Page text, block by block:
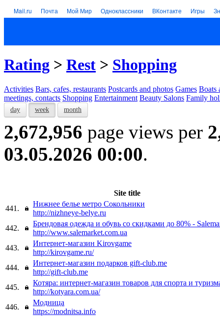
Mail.ru Почта Мой Мир Одноклассники ВКонтакте Игры
Rating > Rest > Shopping
Activities Bars, cafes, restaurants Postcards and photos Games Boats
meetings, contacts Shopping Entertainment Beauty Salons Family
day week month
2,672,956 page views per
03.05.2026 00:00.
Site title
441.
Нижнее белье метро Сокольники
http://nizhneye-belye.ru
442.
Брендовая одежда и обувь со скидками до 80% -
http://www.salemarket.com.ua
443.
Интернет-магазин Kirovgame
http://kirovgame.ru/
444.
Интернет-магазин подарков gift-club.me
http://gift-club.me
445.
Котяра: интернет-магазин товаров для спорта и
http://kotyara.com.ua/
446.
Модница
https://modnitsa.info